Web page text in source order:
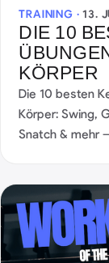
TRAINING ·13.
DIE 10
KÖRPER
Die 10 besten
Körper: Swing,
Snatch & mehr